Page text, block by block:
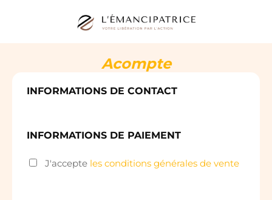
Acompte
INFORMATIONS DE CONTACT
INFORMATIONS DE PAIEMENT
J'accepte les conditions générales de vente